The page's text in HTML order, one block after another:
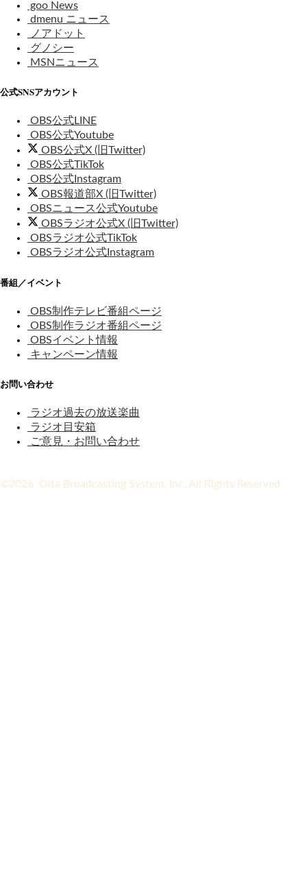
goo News
dmenu ニュース
ノアドット
グノシー
MSNニュース
公式SNSアカウント
OBS公式LINE
OBS公式Youtube
OBS公式X (旧Twitter)
OBS公式TikTok
OBS公式Instagram
OBS報道部X (旧Twitter)
OBSニュース公式Youtube
OBSラジオ公式X (旧Twitter)
OBSラジオ公式TikTok
OBSラジオ公式Instagram
番組／イベント
OBS制作テレビ番組ページ
OBS制作ラジオ番組ページ
OBSイベント情報
キャンペーン情報
お問い合わせ
ラジオ過去の放送楽曲
ラジオ目安箱
ご意見・お問い合わせ
©2026 Oita Broadcasting System, Inc. All Rights Reserved.